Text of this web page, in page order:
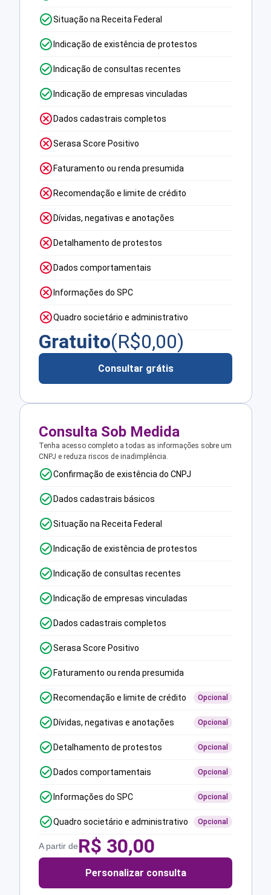
Situação na Receita Federal
Indicação de existência de protestos
Indicação de consultas recentes
Indicação de empresas vinculadas
Dados cadastrais completos
Serasa Score Positivo
Faturamento ou renda presumida
Recomendação e limite de crédito
Dívidas, negativas e anotações
Detalhamento de protestos
Dados comportamentais
Informações do SPC
Quadro societário e administrativo
Gratuito(R$0,00)
Consultar grátis
Consulta Sob Medida
Tenha acesso completo a todas as informações sobre um
CNPJ e reduza riscos de inadimplência.
Confirmação de existência do CNPJ
Dados cadastrais básicos
Situação na Receita Federal
Indicação de existência de protestos
Indicação de consultas recentes
Indicação de empresas vinculadas
Dados cadastrais completos
Serasa Score Positivo
Faturamento ou renda presumida
Recomendação e limite de crédito Opcional
Dívidas, negativas e anotações Opcional
Detalhamento de protestos Opcional
Dados comportamentais Opcional
Informações do SPC Opcional
Quadro societário e administrativo Opcional
A partir deR$ 30,00
Personalizar consulta